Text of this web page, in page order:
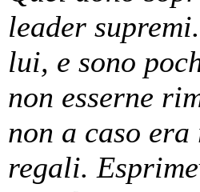
leader
lui, e sono
non esserne
non a caso
regali.